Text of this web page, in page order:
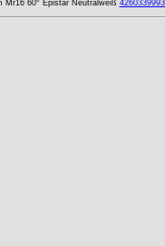
Mr16 60° Epistar Neutralweiß